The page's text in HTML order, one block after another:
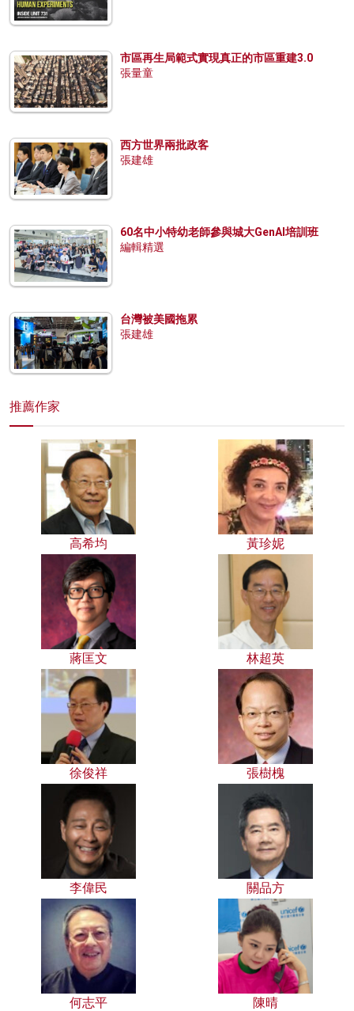
市區再生局範式實現真正的市區重建3.0
張量童
西方世界兩批政客
張建雄
60名中小特幼老師參與城大GenAI培訓班
編輯精選
台灣被美國拖累
張建雄
推薦作家
高希均 黃珍妮
蔣匡文 林超英
徐俊祥 張樹槐
李偉民 關品方
何志平 陳晴